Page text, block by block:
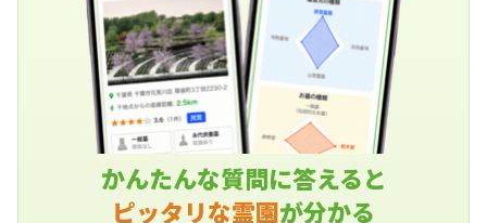
かんたんな質問に答えると
ピッタリな霊園が分かる